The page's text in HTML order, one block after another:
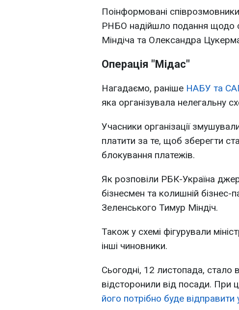
Поінформовані
РНБО надійшло подання щодо
Міндіча та Олександра
Операція "Мідас"
Нагадаємо, раніше НАБУ та
яка організувала нелегальну
Учасники організації
платити за те, щоб зберегти
блокування платежів.
Як розповіли РБК-Україна
бізнесмен та колишній
Зеленського Тимур Міндіч.
Також у схемі фігурували
інші чиновники.
Сьогодні, 12 листопада,
відсторонили від посади. При
його потрібно буде відправити